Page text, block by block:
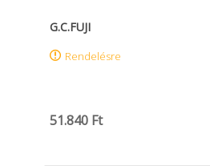
G.C.FUJI
Rendelésre
51.840 Ft